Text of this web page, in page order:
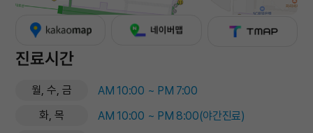
진료시간
월, 수, 금
AM 10:00 ~ PM 7:00
화, 목
AM 10:00 ~ PM 8:00(야간진료)